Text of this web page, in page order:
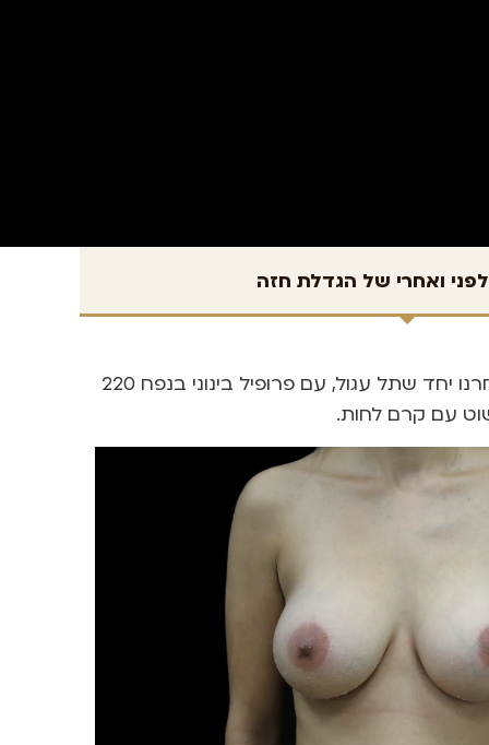
ואחרי של הגדלת חזה
בת 30, אמא לשני ילדים. לא מתכננת ללדת בשנים הקרובות. ביקשה מראה עדין עדין וטבעי ככל הניתן. בחרנו יחד שתל עגול, עם פרופיל בינוני בנפח 220
עם קרם לחות.